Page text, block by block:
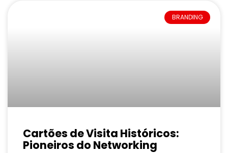
BRANDING
Cartões de Visita Históricos:
Pioneiros do Networking